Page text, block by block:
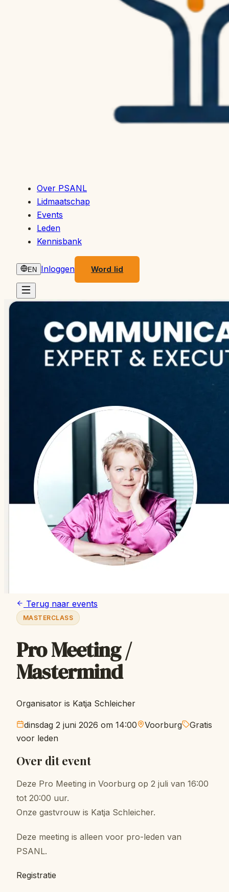
Over PSANL
Lidmaatschap
Events
Leden
Kennisbank
EN Inloggen Word lid
Terug naar events
MASTERCLASS
Pro Meeting /
Mastermind
Organisator is Katja Schleicher
dinsdag 2 juni 2026 om 14:00 Voorburg
Gratis
voor leden
Over dit event
Deze Pro Meeting in Voorburg op 2 juli van 16:00
tot 20:00 uur.
Onze gastvrouw is Katja Schleicher.
Deze meeting is alleen voor pro-leden van
PSANL.
Registratie